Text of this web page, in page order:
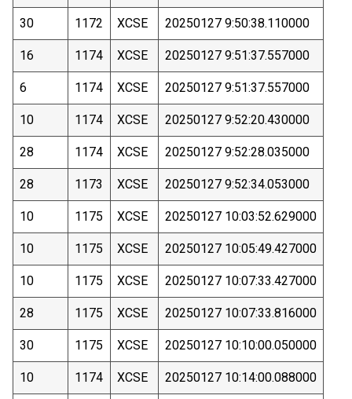
30 1172 XCSE 20250127 9:50:38.110000
16 1174 XCSE 20250127 9:51:37.557000
6 1174 XCSE 20250127 9:51:37.557000
10 1174 XCSE 20250127 9:52:20.430000
28 1174 XCSE 20250127 9:52:28.035000
28 1173 XCSE 20250127 9:52:34.053000
10 1175 XCSE 20250127 10:03:52.629000
10 1175 XCSE 20250127 10:05:49.427000
10 1175 XCSE 20250127 10:07:33.427000
28 1175 XCSE 20250127 10:07:33.816000
30 1175 XCSE 20250127 10:10:00.050000
10 1174 XCSE 20250127 10:14:00.088000